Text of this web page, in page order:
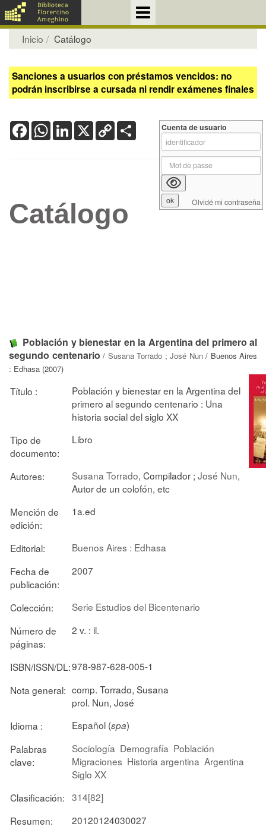
Inicio Catálogo
Sanciones a usuarios con préstamos vencidos: no
podrán inscribirse a cursada ni rendir exámenes finales
FacebookWhatsApp
LinkedIn
X Copy
Link
Catálogo
Población y bienestar en la Argentina del primero al
segundo centenario / Susana Torrado ; José Nun/ Buenos Aires
: Edhasa (2007)
Título :
Población y bienestar en la Argentina del
primero al segundo centenario : Una
historia social del siglo XX
Tipo de
documento:
Libro
Autores: Susana Torrado, Compilador ; José Nun,
Autor de un colofón, etc
Mención de
edición:
1a.ed
Editorial:
Buenos Aires : Edhasa
Fecha de
publicación:
2007
Colección:
Serie Estudios del Bicentenario
Número de
páginas:
2 v. : il.
ISBN/ISSN/DL:978-987-628-005-1
Nota general: comp. Torrado, Susana
prol. Nun, José
Idioma :
Español (spa)
Palabras
clave:
Sociología Demografía Población
Migraciones Historia argentina Argentina
Siglo XX
Clasificación: 314[82]
Resumen:
20120124030027
Cuenta de usuario
Olvidé mi contraseña